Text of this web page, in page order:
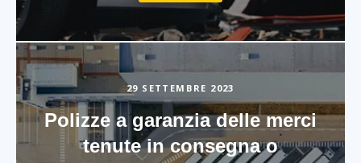
29 SETTEMBRE 2023
Polizze a garanzia delle merci
tenute in consegna o